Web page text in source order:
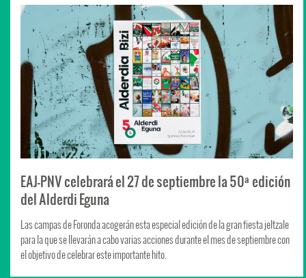
EAJ-PNV celebrará el 27 de septiembre la 50ª edición
del Alderdi Eguna
Las campas de Foronda acogerán esta especial edición de la gran fiesta jeltzale
para la que se llevarán a cabo varias acciones durante el mes de septiembre con
el objetivo de celebrar este importante hito.